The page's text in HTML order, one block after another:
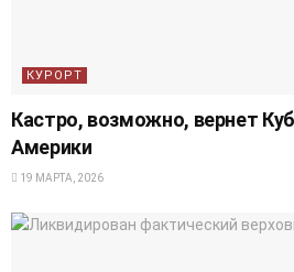
КУРОРТ
Кастро, возможно, вернет
Америки
19 МАРТА, 2026